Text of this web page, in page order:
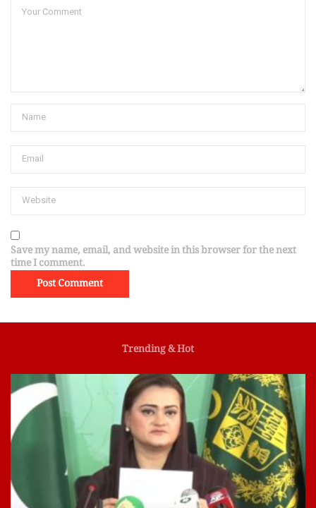
Save my name, email, and website in this browser for the next
time I comment.
Trending & Hot